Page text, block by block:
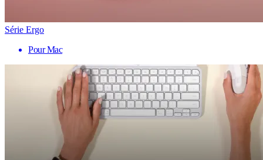
Série Ergo
Pour Mac